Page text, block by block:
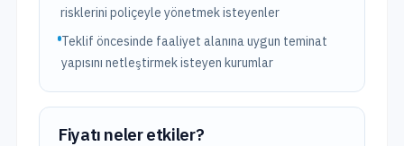
risklerini poliçeyle yönetmek isteyenler
Teklif öncesinde faaliyet alanına uygun teminat
yapısını netleştirmek isteyen kurumlar
Fiyatı neler etkiler?